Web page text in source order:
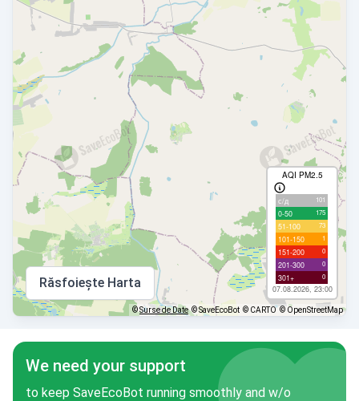
AQI PM2.5
с/д 101
0-50 175
51-100 73
101-150 1
151-200 0
201-300 0
301+ 0
07.08.2026, 23:00
Răsfoiește Harta
©Surse de Date © SaveEcoBot © CARTO © OpenStreetMap
We need your support
to keep SaveEcoBot running smoothly and w/o